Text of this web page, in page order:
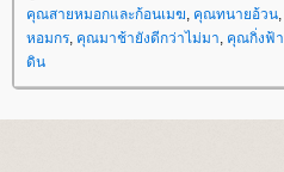
คุณสายหมอกและก้อนเมฆ, คุณทนายอ้วน,
หอมกร, คุณมาช้ายังดีกว่าไม่มา, คุณกิ่งฟ้า
ดิน